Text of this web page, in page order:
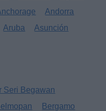
Andorra
Aruba
Asunción
Seri Begawan
Bergamo